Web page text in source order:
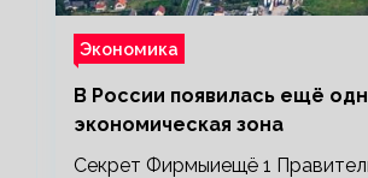
Экономика
В России появилась ещё
экономическая зона
Секрет Фирмыиещё 1